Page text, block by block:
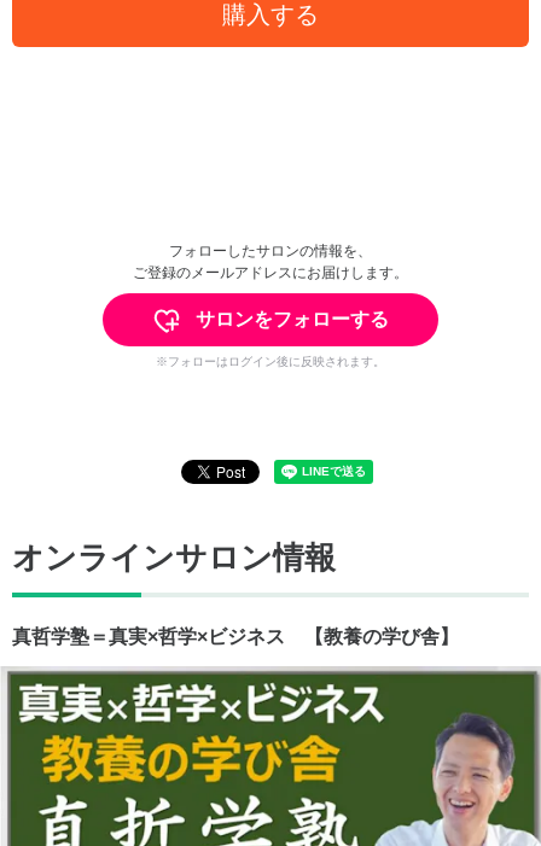
購入する
フォローしたサロンの情報を、
ご登録のメールアドレスにお届けします。
サロンをフォローする
※フォローはログイン後に反映されます。
オンラインサロン情報
真哲学塾＝真実×哲学×ビジネス 【教養の学び舎】